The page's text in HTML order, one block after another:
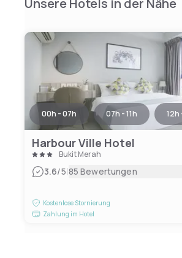
Unsere Hotels in der Nähe
00h - 07h 07h - 11h 12h
Harbour Ville Hotel
Bukit Merah
3.6/5|85 Bewertungen
Kostenlose Stornierung
Zahlung im Hotel